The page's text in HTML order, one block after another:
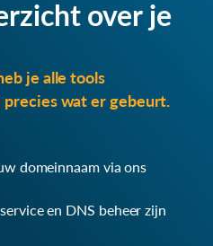
over je
je alle tools
wat er gebeurt.
domeinnaam via ons
en DNS beheer zijn